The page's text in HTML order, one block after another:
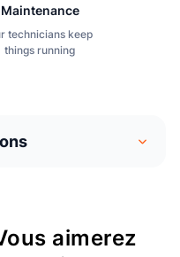
Maintenance
technicians keep
things running
leur propre
communs avec
aimerez